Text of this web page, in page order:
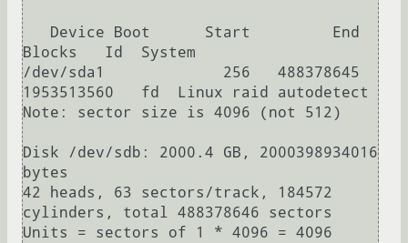
Blocks   Id  System
/dev/sda1             256   488378645
1953513560   fd  Linux raid autodetect
Note: sector size is 4096 (not 512)
Disk /dev/sdb: 2000.4 GB, 2000398934016
bytes
42 heads, 63 sectors/track, 184572
cylinders, total 488378646 sectors
Units = sectors of 1 * 4096 = 4096